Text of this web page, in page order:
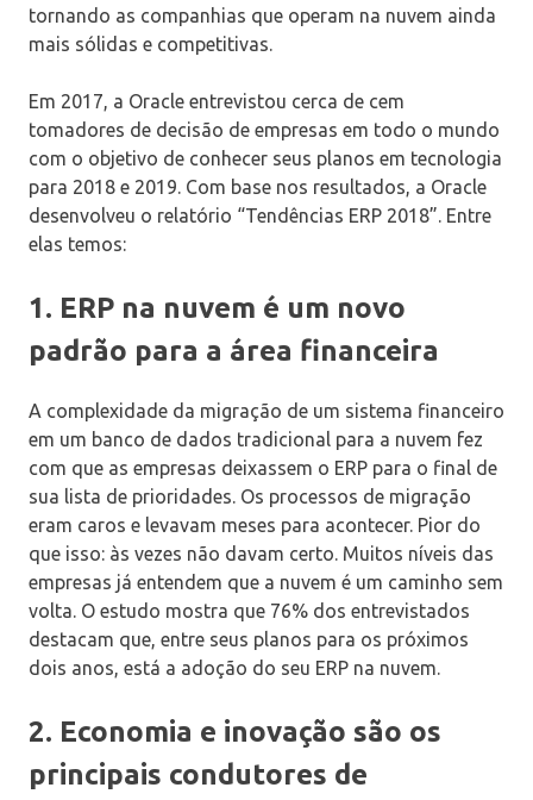
tornando as companhias que operam na nuvem ainda
mais sólidas e competitivas.
Em 2017, a Oracle entrevistou cerca de cem
tomadores de decisão de empresas em todo o mundo
com o objetivo de conhecer seus planos em tecnologia
para 2018 e 2019. Com base nos resultados, a Oracle
desenvolveu o relatório “Tendências ERP 2018”. Entre
elas temos:
1. ERP na nuvem é um novo
padrão para a área financeira
A complexidade da migração de um sistema financeiro
em um banco de dados tradicional para a nuvem fez
com que as empresas deixassem o ERP para o final de
sua lista de prioridades. Os processos de migração
eram caros e levavam meses para acontecer. Pior do
que isso: às vezes não davam certo. Muitos níveis das
empresas já entendem que a nuvem é um caminho sem
volta. O estudo mostra que 76% dos entrevistados
destacam que, entre seus planos para os próximos
dois anos, está a adoção do seu ERP na nuvem.
2. Economia e inovação são os
principais condutores de